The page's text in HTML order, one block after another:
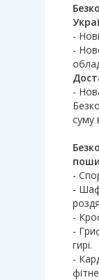
-
-
-
суму
-
-
-
-
гирі.
-